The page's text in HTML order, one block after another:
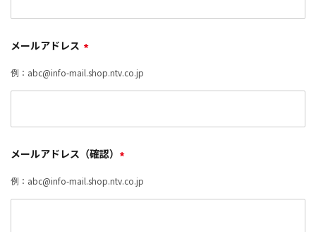
メールアドレス *
例：abc@info-mail.shop.ntv.co.jp
メールアドレス（確認） *
例：abc@info-mail.shop.ntv.co.jp